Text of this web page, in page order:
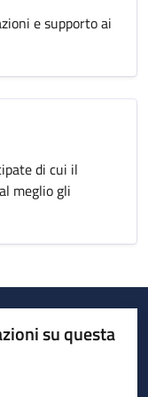
e supporto ai
di cui il
meglio gli
su questa